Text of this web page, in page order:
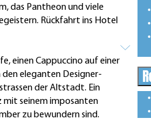
das Pantheon und viele
Rückfahrt ins Hotel
einen Cappuccino auf einer
den eleganten Designer­
der Altstadt. Ein
mit seinem imposanten
zu bewundern sind.